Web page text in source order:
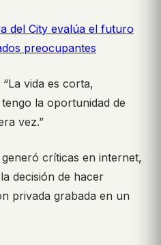
del City evalúa el futuro
preocupantes
vida es corta,
la oportunidad de
vez.”
críticas en internet,
decisión de hacer
privada grabada en un